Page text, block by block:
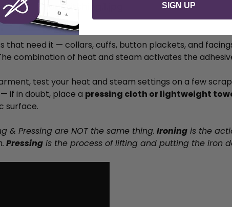
that need it — collars, cuffs, button plackets, and
combination of heat and steam activates the
test your heat and steam settings on a few
if in doubt, place a pressing cloth or lightweight
surface.
& Pressing are NOT the same thing. Ironing is the
Pressing is the process of lifting and putting the iron
SIGN UP